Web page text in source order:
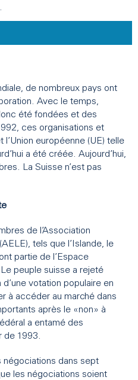
de nombreux pays ont
Avec le temps,
été fondées et des
ces organisations et
européenne (UE) telle
a été créée. Aujourd’hui,
La Suisse n’est pas
de l’Association
tels que l’Islande, le
partie de l’Espace
peuple suisse a rejeté
d’une votation populaire en
à accéder au marché dans
après le «non» à
a entamé des
de 1993.
négociations dans sept
les négociations soient